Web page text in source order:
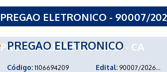
PREGAO ELETRONICO - 90007/
PROF.ATALIBA NOGUEIRA - CA
PREGAO ELETRONICO
Código:1106694209 Edital: 90007/2026...